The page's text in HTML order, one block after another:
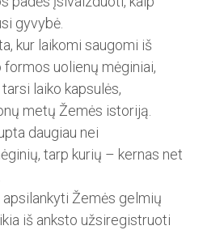
gyvybė.
kur ­laikomi saugomi iš
uolienų mėginiai,
laiko kapsulės,
metų Žemės istoriją.
daugiau nei
tarp kurių – kernas net
apsilankyti Žemės gelmių
iš anksto užsiregistruoti